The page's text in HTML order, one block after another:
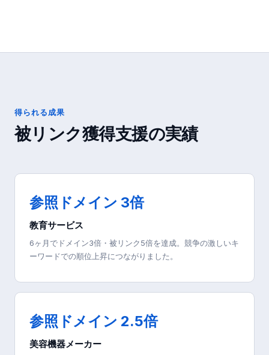
得られる成果
被リンク獲得支援の実績
参照ドメイン 3倍
教育サービス
6ヶ月でドメイン3倍・被リンク5倍を達成。競争の激しいキ
ーワードでの順位上昇につながりました。
参照ドメイン 2.5倍
美容機器メーカー